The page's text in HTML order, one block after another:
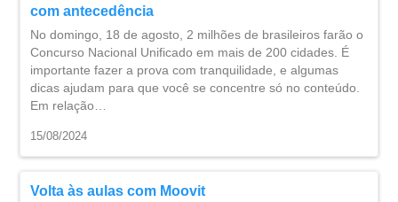
com antecedência
No domingo, 18 de agosto, 2 milhões de brasileiros farão o
Concurso Nacional Unificado em mais de 200 cidades. É
importante fazer a prova com tranquilidade, e algumas
dicas ajudam para que você se concentre só no conteúdo.
Em relação…
15/08/2024
Volta às aulas com Moovit